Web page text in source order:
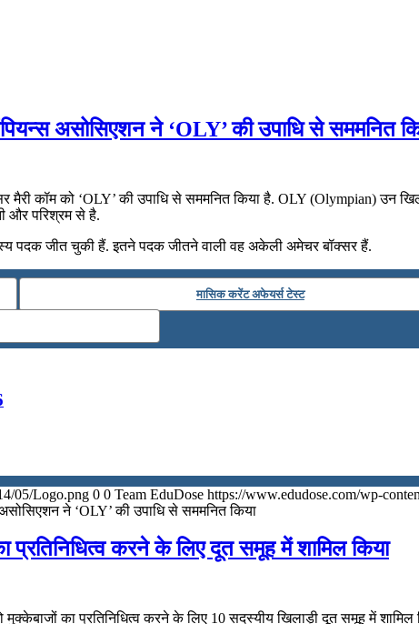
असोसिएशन ने ‘OLY’ की उपाधि से सममनित
कॉम को ‘OLY’ की उपाधि से सममनित किया है. OLY (Olympian) उन
और परिश्रम से है.
पदक जीत चुकी हैं. इतने पदक जीतने वाली वह अकेली अमेचर बॉक्सर हैं.
मासिक करेंट अफेयर्स टेस्ट
05/Logo.png 0 0 Team EduDose https://www.edudose.com/wp-
ने ‘OLY’ की उपाधि से सममनित किया
प्रतिनिधित्व करने के लिए दूत समूह में शामिल किया
का प्रतिनिधित्व करने के लिए 10 सदस्यीय खिलाड़ी दूत समूह में